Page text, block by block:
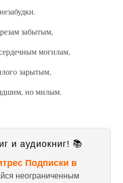
забытым,
могилам,
зарытым,
но милым.
и аудиокниг! 📚
Подписки в
неограниченным